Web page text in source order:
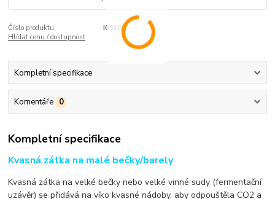
Číslo produktu:
I05100
Hlídat cenu / dostupnost
Kompletní specifikace
Komentáře 0
Kompletní specifikace
Kvasná zátka na malé bečky/barely
Kvasná zátka na velké bečky nebo velké vinné sudy (fermentační
uzávěr) se přidává na víko kvasné nádoby, aby odpouštěla CO2 a